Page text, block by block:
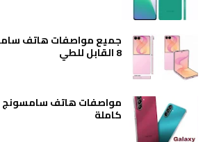
8 القابل للطي
كاملة